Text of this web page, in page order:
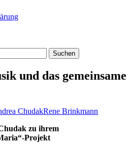
und das gemeinsame
ChudakRene Brinkmann
zu ihrem
Projekt